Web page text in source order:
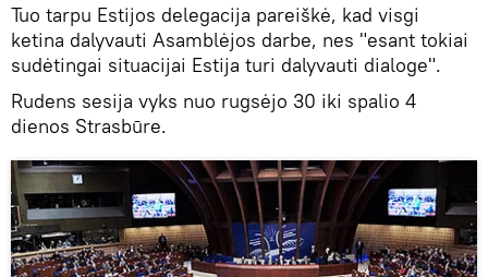
Tuo tarpu Estijos delegacija pareiškė, kad visgi
ketina dalyvauti Asamblėjos darbe, nes "esant tokiai
sudėtingai situacijai Estija turi dalyvauti dialoge".
Rudens sesija vyks nuo rugsėjo 30 iki spalio 4
dienos Strasbūre.